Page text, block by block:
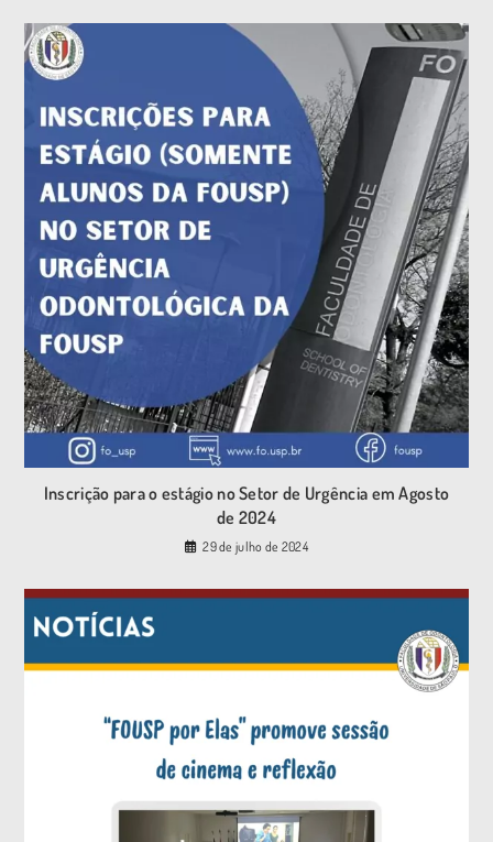
Inscrição para o estágio no Setor de Urgência em Agosto
de 2024
29 de julho de 2024